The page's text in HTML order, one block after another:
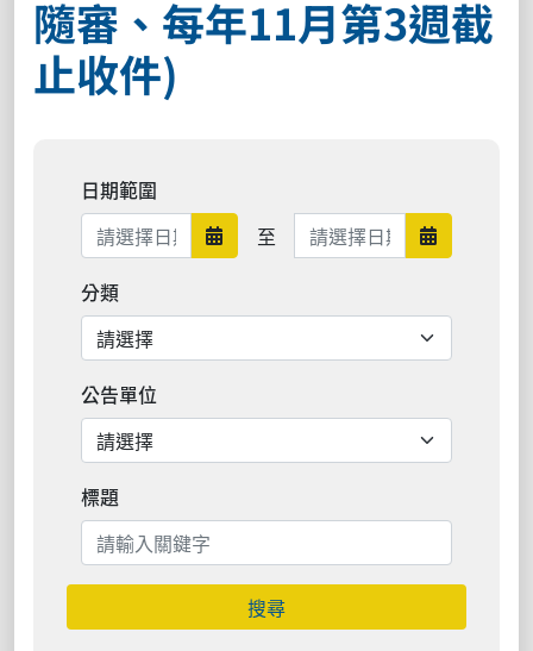
隨審、每年11月第3週截
止收件)
日期範圍
日期範圍開始
至 日期範圍結束 日期範圍
分類
公告單位
標題
搜尋